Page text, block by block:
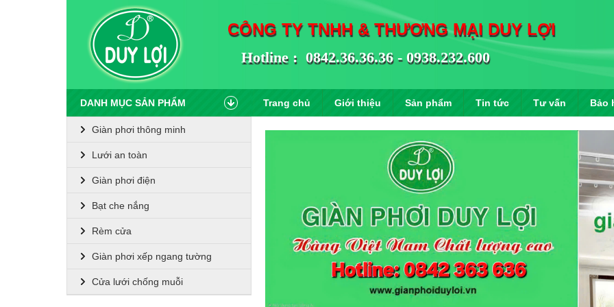
CÔNG TY TNHH & THƯƠNG MẠI DUY LỢI
Hotline : 0842.36.36.36 - 0938.232.600
DANH MỤC SẢN PHẨM Trang chủ Giới thiệu Sản phẩm Tin tức Tư vấn Bảo
Giàn phơi thông minh
Lưới an toàn
Giàn phơi điện
Bạt che nắng
Rèm cửa
Giàn phơi xếp ngang tường
Cửa lưới chống muỗi